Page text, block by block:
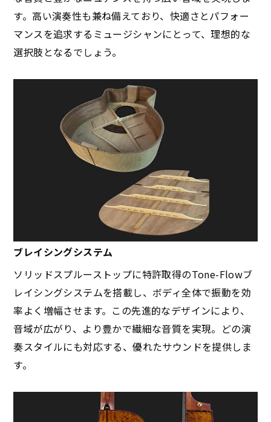
す。高い演奏性も兼ね備えており、快適さとパフォー
マンスを追求するミュージシャンにとって、理想的な
選択肢となるでしょう。
ブレイシングシステム
ソリッドスプルーストップに特許取得のTone-Flowブ
レイシングシステムを搭載し、ボディ全体で振動を効
率よく増幅させます。この先進的なデザインにより、
音域が広がり、より豊かで繊細な音質を実現。どの演
奏スタイルにも対応する、優れたサウンドを提供しま
す。